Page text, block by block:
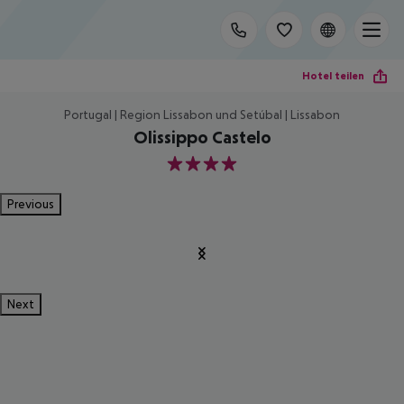
Hotel teilen
Portugal | Region Lissabon und Setúbal | Lissabon
Olissippo Castelo
4
Previous
Next